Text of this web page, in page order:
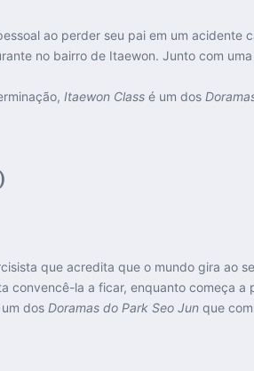
ao perder seu pai em um
no bairro de Itaewon. Junto com
Itaewon Class é um dos
que acredita que o mundo gira ao
convencê-la a ficar, enquanto começa
dos Doramas do Park Seo Jun que